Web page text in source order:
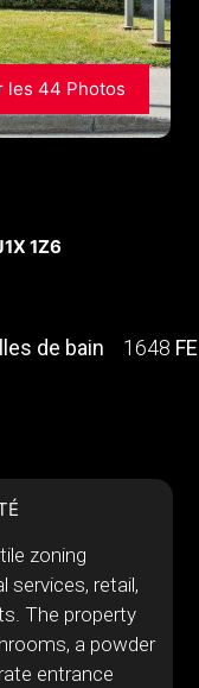
les 44 Photos
1Z6
de bain 1648
zoning
services, retail,
The property
a powder
entrance